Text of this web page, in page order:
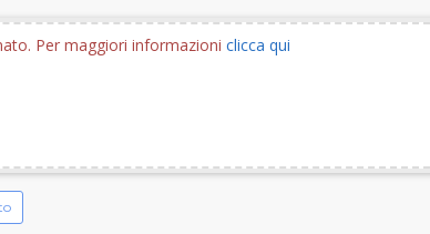
Per maggiori informazioni clicca qui